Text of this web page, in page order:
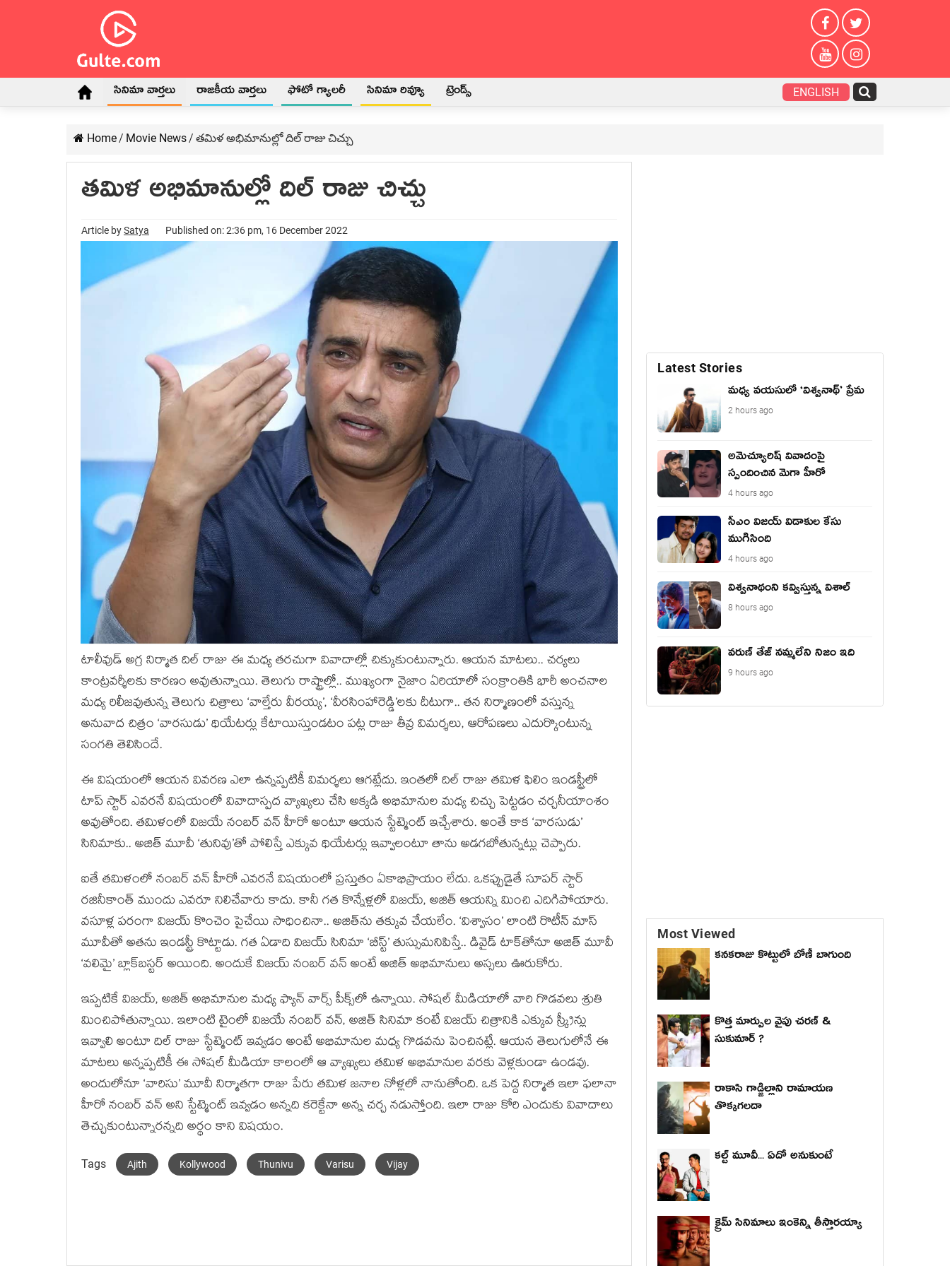
సినిమా వార్తలు రాజకీయ వార్తలు ఫోటో గ్యాలరీ సినిమా రివ్యూ ట్రెండ్స్ ENGLISH
Home/ Movie News/ తమిళ అభిమానుల్లో దిల్ రాజు చిచ్చు
తమిళ అభిమానుల్లో దిల్ రాజు చిచ్చు
Article bySatya Published on: 2:36 pm, 16 December 2022
టాలీవుడ్ అగ్ర నిర్మాత దిల్ రాజు ఈ మధ్య తరచుగా వివాదాల్లో చిక్కుకుంటున్నారు. ఆయన మాటలు.. చర్యలు
కాంట్రవర్శీలకు కారణం అవుతున్నాయి. తెలుగు రాష్ట్రాల్లో.. ముఖ్యంగా నైజాం ఏరియాలో సంక్రాంతికి భారీ అంచనాల
మధ్య రిలీజవుతున్న తెలుగు చిత్రాలు ‘వాల్తేరు వీరయ్య’, ‘వీరసింహారెడ్డి’లకు దీటుగా.. తన నిర్మాణంలో వస్తున్న
అనువాద చిత్రం ‘వారసుడు’ థియేటర్లు కేటాయిస్తుండటం పట్ల రాజు తీవ్ర విమర్శలు, ఆరోపణలు ఎదుర్కొంటున్న
సంగతి తెలిసిందే.
ఈ విషయంలో ఆయన వివరణ ఎలా ఉన్నప్పటికీ విమర్శలు ఆగట్లేదు. ఇంతలో దిల్ రాజు తమిళ ఫిలిం ఇండస్ట్రీలో
టాప్ స్టార్ ఎవరనే విషయంలో వివాదాస్పద వ్యాఖ్యలు చేసి అక్కడి అభిమానుల మధ్య చిచ్చు పెట్టడం చర్చనీయాంశం
అవుతోంది. తమిళంలో విజయే నంబర్ వన్ హీరో అంటూ ఆయన స్టేట్మెంట్ ఇచ్చేశారు. అంతే కాక ‘వారసుడు’
సినిమాకు.. అజిత్ మూవీ ‘తునివు’తో పోలిస్తే ఎక్కువ థియేటర్లు ఇవ్వాలంటూ తాను అడగబోతున్నట్లు చెప్పారు.
ఐతే తమిళంలో నంబర్ వన్ హీరో ఎవరనే విషయంలో ప్రస్తుతం ఏకాభిప్రాయం లేదు. ఒకప్పుడైతే సూపర్ స్టార్
రజినీకాంత్ ముందు ఎవరూ నిలిచేవారు కాదు. కానీ గత కొన్నేళ్లలో విజయ్, అజిత్ ఆయన్ని మించి ఎదిగిపోయారు.
వసూళ్ల పరంగా విజయ్ కొంచెం పైచేయి సాధించినా.. అజిత్‌ను తక్కువ చేయలేం. ‘విశ్వాసం’ లాంటి రొటీన్ మాస్
మూవీతో అతను ఇండస్ట్రీ కొట్టాడు. గత ఏడాది విజయ్ సినిమా ‘బీస్ట్’ తుస్సుమనిపిస్తే.. డివైడ్ టాక్‌తోనూ అజిత్ మూవీ
‘వలిమై’ బ్లాక్‌బస్టర్ అయింది. అందుకే విజయ్ నంబర్ వన్ అంటే అజిత్ అభిమానులు అస్సలు ఊరుకోరు.
ఇప్పటికే విజయ్, అజిత్ అభిమానుల మధ్య ఫ్యాన్ వార్స్ పీక్స్‌లో ఉన్నాయి. సోషల్ మీడియాలో వారి గొడవలు శ్రుతి
మించిపోతున్నాయి. ఇలాంటి టైంలో విజయే నంబర్ వన్, అజిత్ సినిమా కంటే విజయ్ చిత్రానికి ఎక్కువ స్క్రీన్లు
ఇవ్వాలి అంటూ దిల్ రాజు స్టేట్మెంట్ ఇవ్వడం అంటే అభిమానుల మధ్య గొడవను పెంచినట్లే. ఆయన తెలుగులోనే ఈ
మాటలు అన్నప్పటికీ ఈ సోషల్ మీడియా కాలంలో ఆ వ్యాఖ్యలు తమిళ అభిమానుల వరకు వెళ్లకుండా ఉండవు.
అందులోనూ ‘వారిసు’ మూవీ నిర్మాతగా రాజు పేరు తమిళ జనాల నోళ్లలో నానుతోంది. ఒక పెద్ద నిర్మాత ఇలా ఫలానా
హీరో నంబర్ వన్ అని స్టేట్మెంట్ ఇవ్వడం అన్నది కరెక్టేనా అన్న చర్చ నడుస్తోంది. ఇలా రాజు కోరి ఎందుకు వివాదాలు
తెచ్చుకుంటున్నారన్నది అర్థం కాని విషయం.
Tags Ajith Kollywood Thunivu Varisu Vijay
Latest Stories
మధ్య వయసులో ‘విశ్వనాథ్’ ప్రేమ
2 hours ago
అమెచ్యూరిష్ వివాదంపై
స్పందించిన మెగా హీరో
4 hours ago
సీఎం విజయ్ విడాకుల కేసు
ముగిసింది
4 hours ago
విశ్వనాథంని కవ్విస్తున్న విశాల్
8 hours ago
వరుణ్ తేజ్ నమ్మలేని నిజం ఇది
9 hours ago
Most Viewed
కనకరాజు కొట్టులో బోణీ బాగుంది
కొత్త మార్పుల వైపు చరణ్ &
సుకుమార్ ?
రాకాసి గాడ్జిల్లాని రామాయణ
తొక్కగలదా
కల్ట్ మూవీ... ఏదో అనుకుంటే
క్రైమ్ సినిమాలు ఇంకెన్ని తీస్తారయ్యా